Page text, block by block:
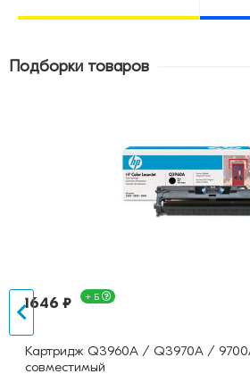
Подборки товаров
1646 ₽ + Б
Картридж Q3960A / Q3970A /
совместимый